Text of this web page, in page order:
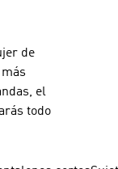
de
el
todo